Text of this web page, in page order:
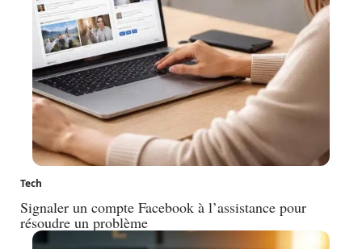
Tech
Signaler un compte Facebook à l’assistance pour
résoudre un problème